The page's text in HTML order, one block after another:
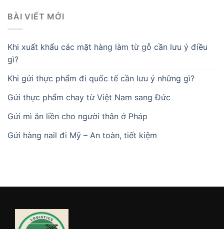
BÀI VIẾT MỚI
Khi xuất khẩu các mặt hàng làm từ gỗ cần lưu ý điều
gì?
Khi gửi thực phẩm đi quốc tế cần lưu ý những gì?
Gửi thực phẩm chay từ Việt Nam sang Đức
Gửi mì ăn liền cho người thân ở Pháp
Gửi hàng nail đi Mỹ – An toàn, tiết kiệm